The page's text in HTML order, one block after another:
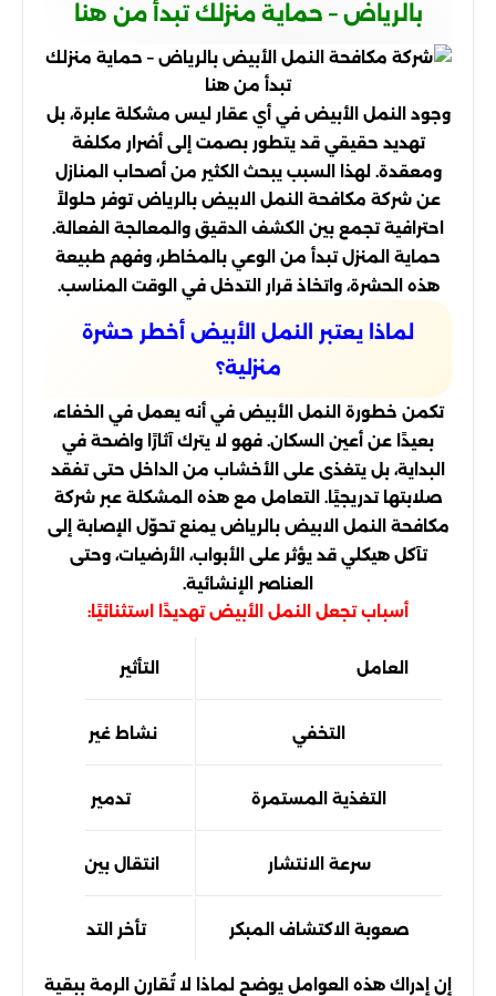
بالرياض – حماية منزلك تبدأ من هنا
وجود النمل الأبيض في أي عقار ليس مشكلة عابرة، بل
تهديد حقيقي قد يتطور بصمت إلى أضرار مكلفة
ومعقدة. لهذا السبب يبحث الكثير من أصحاب المنازل
عن شركة مكافحة النمل الابيض بالرياض توفر حلولاً
احترافية تجمع بين الكشف الدقيق والمعالجة الفعالة.
حماية المنزل تبدأ من الوعي بالمخاطر، وفهم طبيعة
هذه الحشرة، واتخاذ قرار التدخل في الوقت المناسب.
لماذا يعتبر النمل الأبيض أخطر حشرة
منزلية؟
تكمن خطورة النمل الأبيض في أنه يعمل في الخفاء،
بعيدًا عن أعين السكان. فهو لا يترك آثارًا واضحة في
البداية، بل يتغذى على الأخشاب من الداخل حتى تفقد
صلابتها تدريجيًا. التعامل مع هذه المشكلة عبر شركة
مكافحة النمل الابيض بالرياض يمنع تحوّل الإصابة إلى
تآكل هيكلي قد يؤثر على الأبواب، الأرضيات، وحتى
العناصر الإنشائية.
أسباب تجعل النمل الأبيض تهديدًا استثنائيًا:
العامل التأثير
التخفي نشاط غير مرئي
التغذية المستمرة تدمير داخلي
سرعة الانتشار انتقال بين الجدران
صعوبة الاكتشاف المبكر تأخر التدخل وزيادة
إن إدراك هذه العوامل يوضح لماذا لا تُقارن الرمة ببقية